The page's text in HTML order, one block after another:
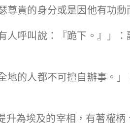
貴的身分或是因他有功勳
人呼叫說：『跪下。』」
地的人都不可擅自辦事。
升為埃及的宰相，有著權